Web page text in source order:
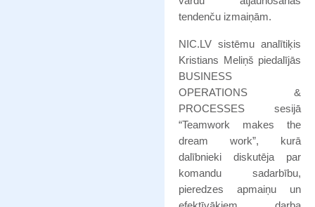
tendenču izmaiņām.
NIC.LV sistēmu analītiķis
Kristians Meliņš piedalījās
BUSINESS
OPERATIONS &
PROCESSES sesijā
“Teamwork makes the
dream work”, kurā
dalībnieki diskutēja par
komandu sadarbību,
pieredzes apmaiņu un